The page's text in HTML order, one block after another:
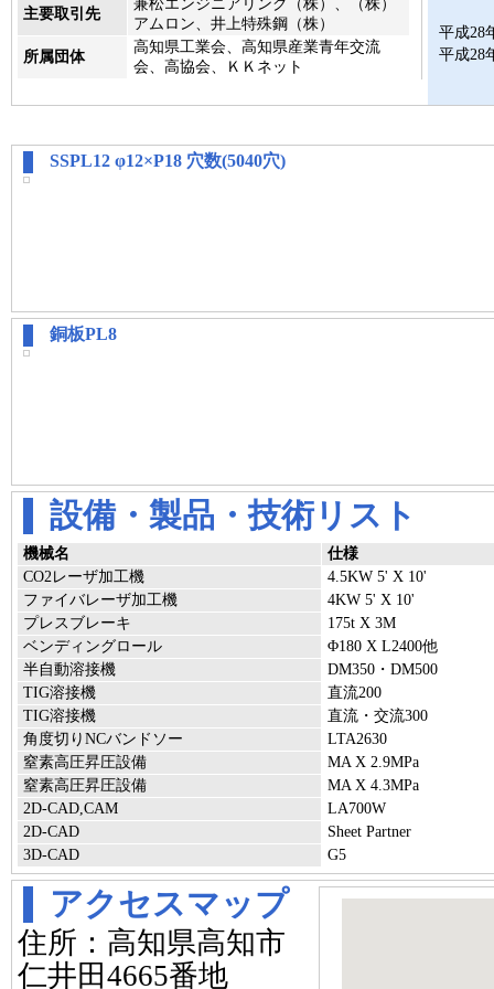
主要取引先
兼松エンジニアリング（株）、（株）
アムロン、井上特殊鋼（株）
所属団体
高知県工業会、高知県産業青年交流
会、高協会、ＫＫネット
平成28
平成28
SSPL12 φ12×P18 穴数(5040穴)
銅板PL8
設備・製品・技術リスト
機械名
仕様
CO2レーザ加工機
4.5KW 5' X 10'
ファイバレーザ加工機
4KW 5' X 10'
プレスブレーキ
175t X 3M
ベンディングロール
Φ180 X L2400他
半自動溶接機
DM350・DM500
TIG溶接機
直流200
TIG溶接機
直流・交流300
角度切りNCバンドソー
LTA2630
窒素高圧昇圧設備
MA X 2.9MPa
窒素高圧昇圧設備
MA X 4.3MPa
2D-CAD,CAM
LA700W
2D-CAD
Sheet Partner
3D-CAD
G5
アクセスマップ
住所：高知県高知市
仁井田4665番地